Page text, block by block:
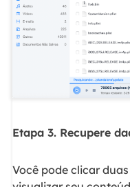
Etapa 3. Recupere
Você pode clicar